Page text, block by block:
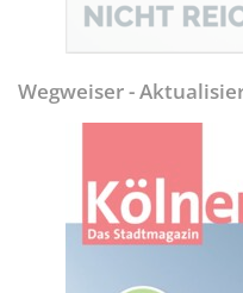
Wegweiser -